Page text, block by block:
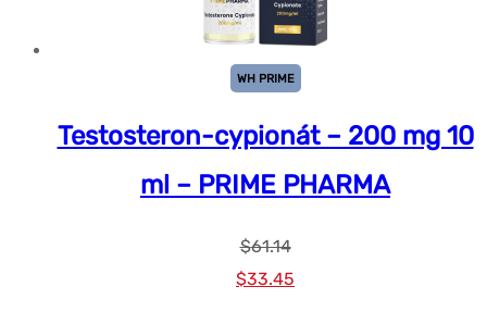
WH PRIME
Testosteron-cypionát – 200 mg 10
ml – PRIME PHARMA
$61.14
Původní
$33.45